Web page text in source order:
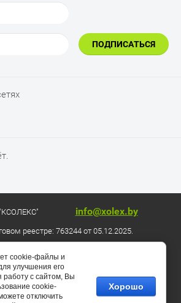
ПОДПИСАТЬСЯ
info@xolex.by
реестре: 763244 от 05.12.2025.
сайта - Megagroup.by
cookie-файлы и
улучшения его
с сайтом, Вы
cookie-
отключить
Хорошо